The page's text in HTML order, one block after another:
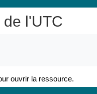
l'UTC
ouvrir la ressource.